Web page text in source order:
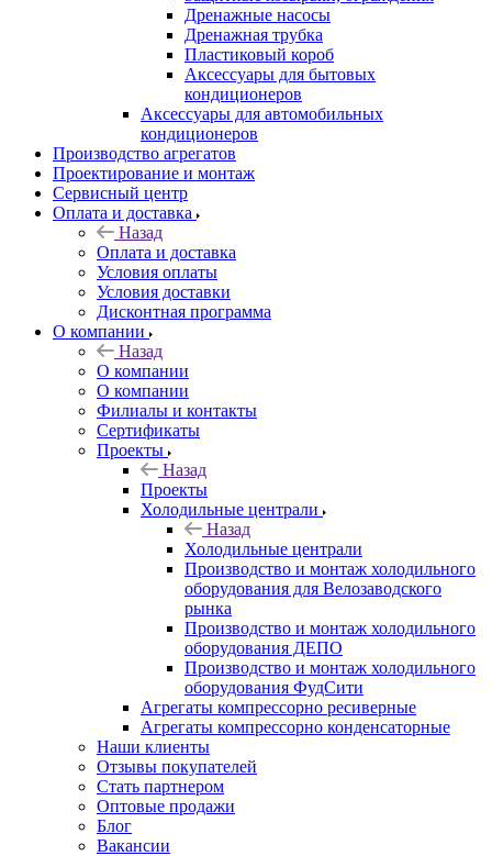
Дренажные насосы
Дренажная трубка
Пластиковый короб
Аксессуары для бытовых
кондиционеров
Аксессуары для автомобильных
кондиционеров
Производство агрегатов
Проектирование и монтаж
Сервисный центр
Оплата и доставка
Назад
Оплата и доставка
Условия оплаты
Условия доставки
Дисконтная программа
О компании
Назад
О компании
О компании
Филиалы и контакты
Сертификаты
Проекты
Назад
Проекты
Холодильные централи
Назад
Холодильные централи
Производство и монтаж холодильного
оборудования для Велозаводского
рынка
Производство и монтаж холодильного
оборудования ДЕПО
Производство и монтаж холодильного
оборудования ФудСити
Агрегаты компрессорно ресиверные
Агрегаты компрессорно конденсаторные
Наши клиенты
Отзывы покупателей
Стать партнером
Оптовые продажи
Блог
Вакансии